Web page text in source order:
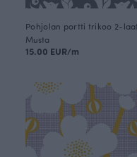
Musta
15.00 EUR/m